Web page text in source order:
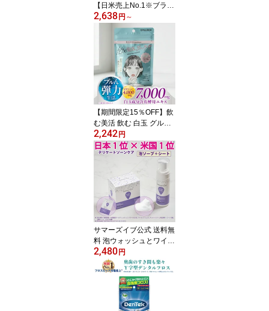
【日米売上No.1※ブラン
ド】まとめ買いセット
（選べる5タイプ）デリ
ケートゾーン 用 ボディ
ソープ セット サマーズ
イブ フェミニンウォッシ
ュ マルチベネフィット
石鹸 ph 臭い 黒ずみ まと
め買い Summer's eve su
mmerseve logi 保湿 vio
匂い
2,638 円 ～
【期間限定15％OFF】飲
む美活 飲む 白玉 グルタ
チ オン・ビューティー
高濃度7000mg白玉成分
ビタミンC 4000mg 配合
ンタ ヒアルロン酸 セラ
ミド CICA
2,242 円
サマーズイブ公式 送料無
料 泡ウォッシュとワイプ
1箱のセット デリケート
ゾーンの臭いや黒ずみ対
策！ デリケートゾーンの
臭い タイプ デリゾ ボデ
ィソープ 石鹸 敏感肌 保
湿 かゆみ ニオイ 黒ずみ
2,480 円